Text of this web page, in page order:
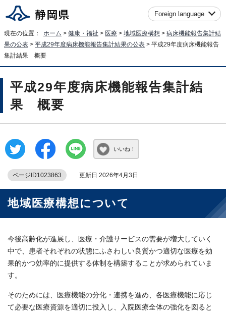
Foreign language
現在の位置： ホーム > 健康・福祉 > 医療 > 地域医療構想 > 病床機能報告集計結
果の公表 > 平成29年度病床機能報告集計結果の公表 > 平成29年度病床機能報告
集計結果 概要
平成29年度病床機能報告集計結
果 概要
いいね！
ページID1023863 更新日 2026年4月3日
地域医療構想について
今後高齢化が進展し、医療・介護サービスの需要が増大していく
中で、患者それぞれの状態にふさわしい良質かつ適切な医療を効
果的かつ効率的に提供する体制を構築することが求められていま
す。
そのためには、医療機能の分化・連携を進め、各医療機能に応じ
て必要な医療資源を適切に投入し、入院医療全体の強化を図ると